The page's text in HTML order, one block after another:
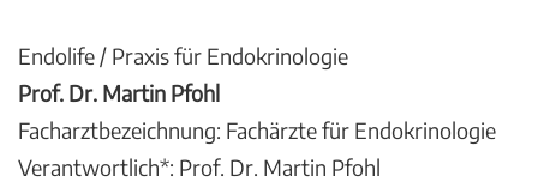
Endolife / Praxis für Endokrinologie
Prof. Dr. Martin Pfohl
Facharztbezeichnung: Fachärzte für Endokrinologie
Verantwortlich*: Prof. Dr. Martin Pfohl